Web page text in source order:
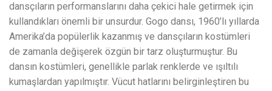
dansçıların performanslarını daha çekici hale getirmek için
kullandıkları önemli bir unsurdur. Gogo dansı, 1960’lı yıllarda
Amerika’da popülerlik kazanmış ve dansçıların kostümleri
de zamanla değişerek özgün bir tarz oluşturmuştur. Bu
dansın kostümleri, genellikle parlak renklerde ve ışıltılı
kumaşlardan yapılmıştır. Vücut hatlarını belirginleştiren bu